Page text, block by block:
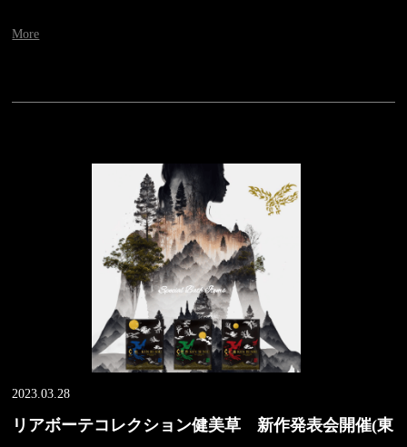
More
2023.03.28
リアボーテコレクション健美草 新作発表会開催(東